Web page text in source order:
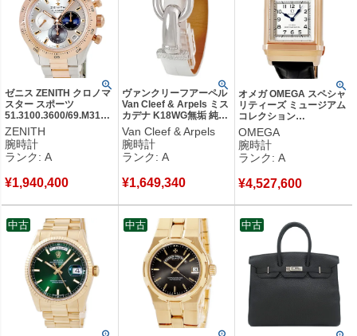
ゼニス ZENITH クロノマ
スター スポーツ
51.3100.3600/69.M3100
K18RG×SS コンビ デイ
ト スモールセコンド メ
ンズ 腕時計自動巻き シ
ルバー 【中古】中古美品
ZENITH
腕時計
ランク: A
¥1,940,400
ヴァンクリーフアーペル
Van Cleef & Arpels ミス
カデナ K18WG無垢 純正
ダイヤ ギョーシェ ブレ
スレット レディース 腕
時計クオーツ シルバー
【中古】中古美品
Van Cleef & Arpels
腕時計
ランク: A
¥1,649,340
オメガ OMEGA スペシャ
リティーズ ミュージアム
コレクション
516.53.32.20.02.002
K18RG無垢 青針 限定 メ
ンズ 腕時計手巻き シルバ
ー 【中古】中古美品
OMEGA
腕時計
ランク: A
¥4,527,600
中古 中古 中古